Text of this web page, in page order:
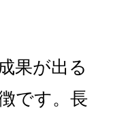
果が出る
です。長